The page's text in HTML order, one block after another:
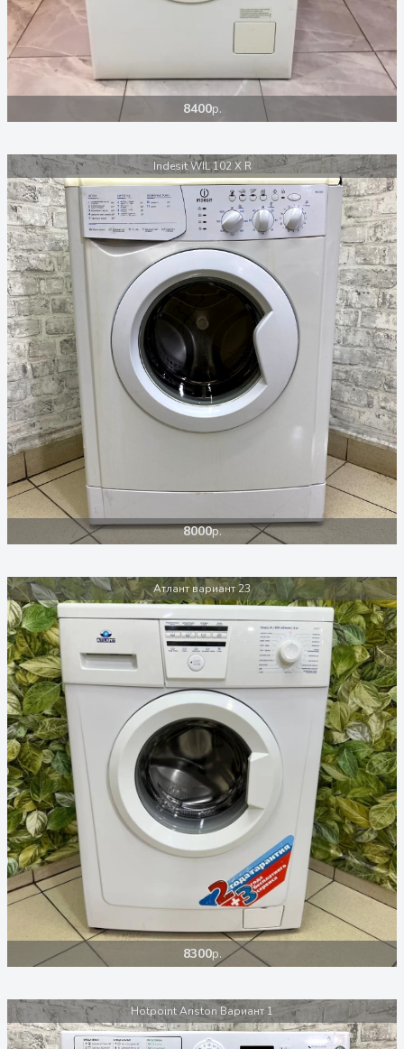
8400р.
Indesit WIL 102 X R
8000р.
Атлант вариант 23
8300р.
Hotpoint Ariston Вариант 1